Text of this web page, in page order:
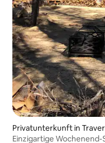
Privatunterkunft in
Einzigartige Wochenend-